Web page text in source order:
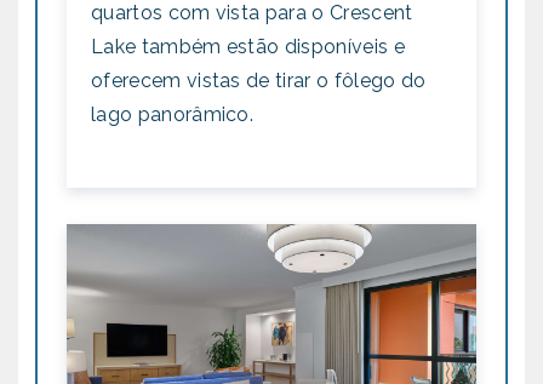
quartos com vista para o Crescent
Lake também estão disponíveis e
oferecem vistas de tirar o fôlego do
lago panorâmico.